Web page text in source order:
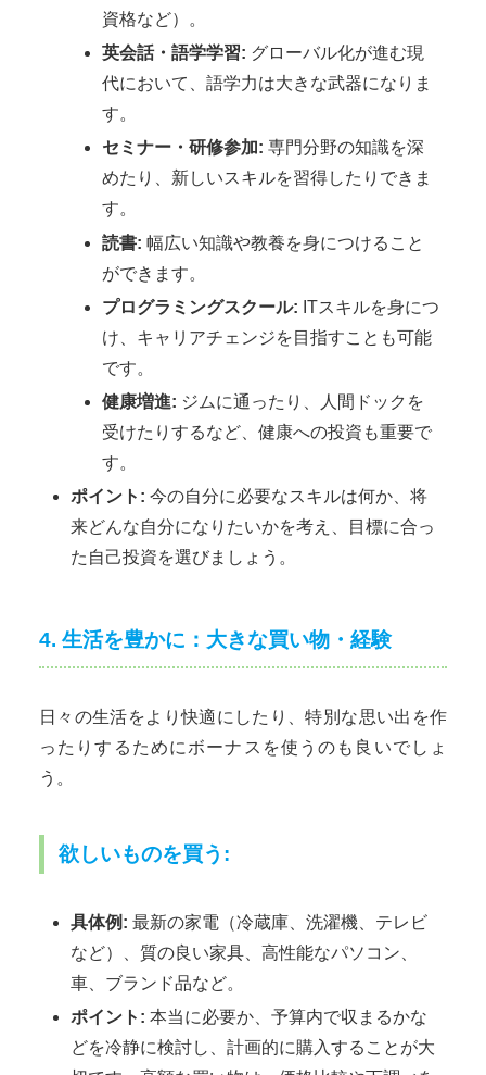
資格など）。
英会話・語学学習: グローバル化が進む現
代において、語学力は大きな武器になりま
す。
セミナー・研修参加: 専門分野の知識を深
めたり、新しいスキルを習得したりできま
す。
読書: 幅広い知識や教養を身につけること
ができます。
プログラミングスクール: ITスキルを身につ
け、キャリアチェンジを目指すことも可能
です。
健康増進: ジムに通ったり、人間ドックを
受けたりするなど、健康への投資も重要で
す。
ポイント: 今の自分に必要なスキルは何か、将
来どんな自分になりたいかを考え、目標に合っ
た自己投資を選びましょう。
4. 生活を豊かに：大きな買い物・経験
日々の生活をより快適にしたり、特別な思い出を作
ったりするためにボーナスを使うのも良いでしょ
う。
欲しいものを買う:
具体例: 最新の家電（冷蔵庫、洗濯機、テレビ
など）、質の良い家具、高性能なパソコン、
車、ブランド品など。
ポイント: 本当に必要か、予算内で収まるかな
どを冷静に検討し、計画的に購入することが大